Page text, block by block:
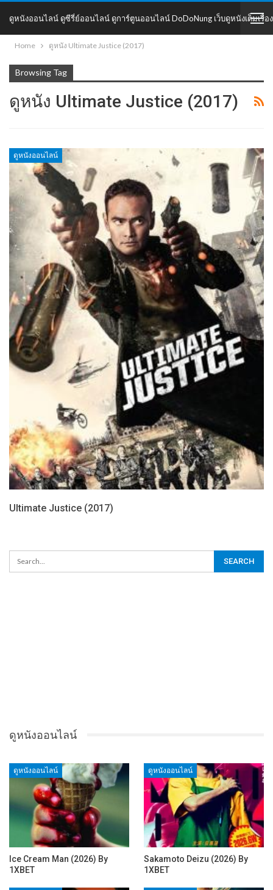
ดูหนังออนไลน์ ดูซีรี่ย์ออนไลน์ ดูการ์ตูนออนไลน์ DoDoNung เว็บดูหนังเต็มเรื่อง
DoDoNung
Home ดูหนัง Ultimate Justice (2017)
Browsing Tag
ดูหนัง Ultimate Justice (2017)
ดูหนังออนไลน์
Ultimate Justice (2017)
ดูหนังออนไลน์
ดูหนังออนไลน์
Ice Cream Man (2026) By
1XBET
ดูหนังออนไลน์
Sakamoto Deizu (2026) By
1XBET